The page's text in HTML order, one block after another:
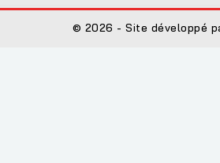
© 2026 - Site développé